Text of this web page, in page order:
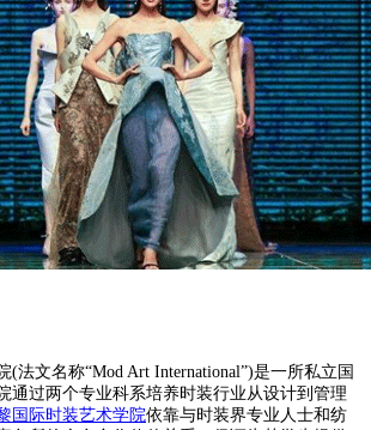
(法文名称“Mod Art International”)是一所私立国
通过两个专业科系培养时装行业从设计到管理
国际时装艺术学院依靠与时装界专业人士和纺